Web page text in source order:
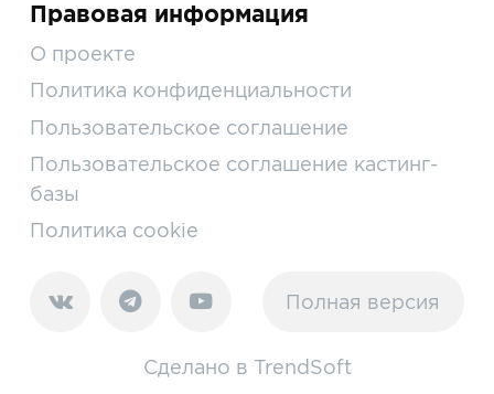
Правовая информация
О проекте
Политика конфиденциальности
Пользовательское соглашение
Пользовательское соглашение кастинг-
базы
Политика cookie
Полная версия
Сделано в TrendSoft